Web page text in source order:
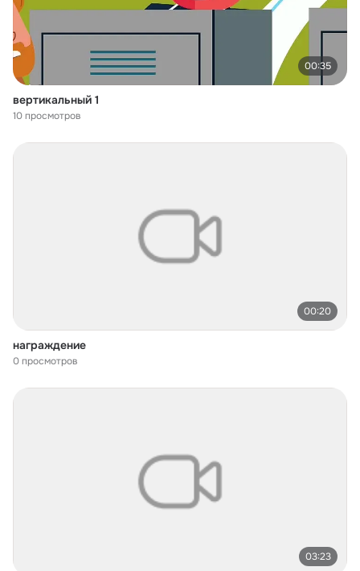
00:35
вертикальный 1
10 просмотров
00:20
награждение
0 просмотров
03:23